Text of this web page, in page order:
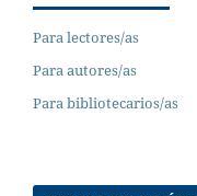
Para lectores/as
Para autores/as
Para bibliotecarios/as